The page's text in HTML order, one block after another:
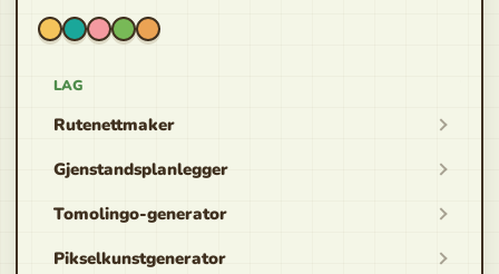
LAG
Rutenettmaker
Gjenstandsplanlegger
Tomolingo-generator
Pikselkunstgenerator